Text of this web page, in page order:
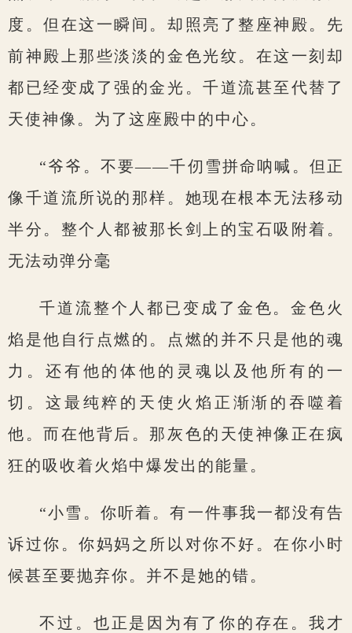
度。但在这一瞬间。却照亮了整座神殿。先
前神殿上那些淡淡的金色光纹。在这一刻却
都已经变成了强的金光。千道流甚至代替了
天使神像。为了这座殿中的中心。
“爷爷。不要——千仞雪拼命呐喊。但正
像千道流所说的那样。她现在根本无法移动
半分。整个人都被那长剑上的宝石吸附着。
无法动弹分毫
千道流整个人都已变成了金色。金色火
焰是他自行点燃的。点燃的并不只是他的魂
力。还有他的体他的灵魂以及他所有的一
切。这最纯粹的天使火焰正渐渐的吞噬着
他。而在他背后。那灰色的天使神像正在疯
狂的吸收着火焰中爆发出的能量。
“小雪。你听着。有一件事我一都没有告
诉过你。你妈妈之所以对你不好。在你小时
候甚至要抛弃你。并不是她的错。
不过。也正是因为有了你的存在。我才